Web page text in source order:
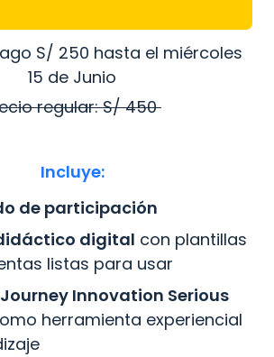
S/ 250 hasta el miércoles
15 de Junio
regular: S/ 450
Incluye:
de participación
digital con plantillas
listas para usar
Innovation Serious
herramienta experiencial